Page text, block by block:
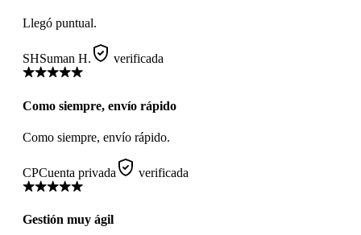
Llegó puntual.
SHSuman H. verificada
Como siempre, envío rápido
Como siempre, envío rápido.
CPCuenta privada verificada
Gestión muy ágil